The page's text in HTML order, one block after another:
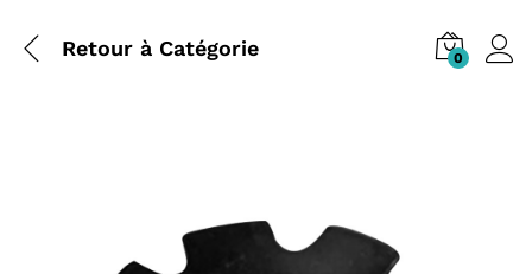
Retour à Catégorie 0